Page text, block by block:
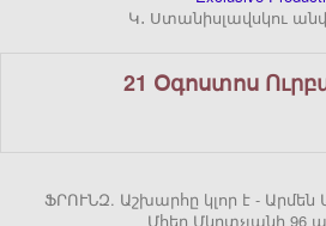
Կ․ Ստանիսլավսկու
21 Օգոստոս
ՖՐՈՒՆԶ. Աշխարհը կլոր է - Արմեն
Մհեր Մկրտչյանի 96